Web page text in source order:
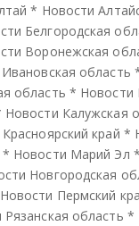
* Новости
Белгородская
Воронежская
область
область * Новости
Новости Калужская
край *
* Новости Марий Эл *
Новгородская
Новости Пермский
область *